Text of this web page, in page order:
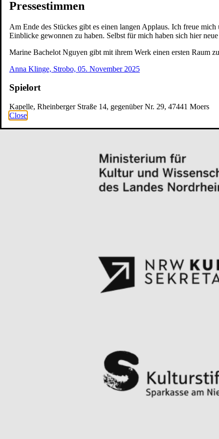
Pressestimmen
Am Ende des Stückes gibt es einen langen Applaus. Ich freue
Einblicke gewonnen zu haben. Selbst für mich haben sich hier
Marine Bachelot Nguyen gibt mit ihrem Werk einen ersten Raum
Anna Klinge, Strobo, 05. November 2025
Spielort
Kapelle, Rheinberger Straße 14, gegenüber Nr. 29, 47441 Moers
Close